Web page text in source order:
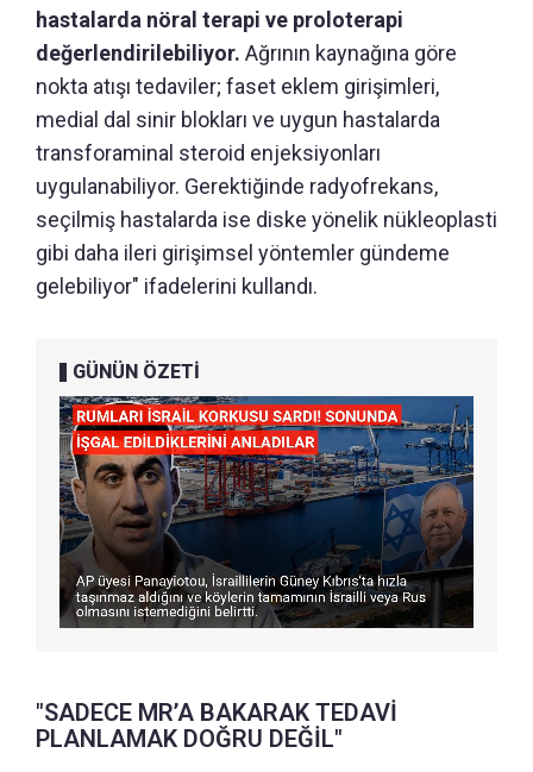
hastalarda nöral terapi ve proloterapi
değerlendirilebiliyor. Ağrının kaynağına göre
nokta atışı tedaviler; faset eklem girişimleri,
medial dal sinir blokları ve uygun hastalarda
transforaminal steroid enjeksiyonları
uygulanabiliyor. Gerektiğinde radyofrekans,
seçilmiş hastalarda ise diske yönelik nükleoplasti
gibi daha ileri girişimsel yöntemler gündeme
gelebiliyor" ifadelerini kullandı.
GÜNÜN ÖZETİ
"SADECE MR’A BAKARAK TEDAVİ
PLANLAMAK DOĞRU DEĞİL"